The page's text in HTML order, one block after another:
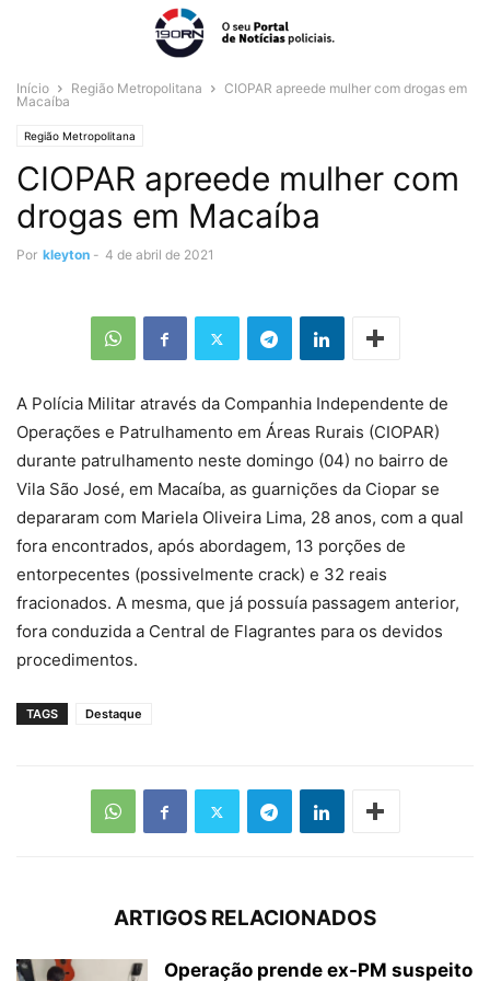
Início Região Metropolitana
CIOPAR apreede mulher com drogas em
Macaíba
Região Metropolitana
CIOPAR apreede mulher com
drogas em Macaíba
Por kleyton - 4 de abril de 2021
A Polícia Militar através da Companhia Independente de
Operações e Patrulhamento em Áreas Rurais (CIOPAR)
durante patrulhamento neste domingo (04) no bairro de
Vila São José, em Macaíba, as guarnições da Ciopar se
depararam com Mariela Oliveira Lima, 28 anos, com a qual
fora encontrados, após abordagem, 13 porções de
entorpecentes (possivelmente crack) e 32 reais
fracionados. A mesma, que já possuía passagem anterior,
fora conduzida a Central de Flagrantes para os devidos
procedimentos.
TAGS Destaque
ARTIGOS RELACIONADOS
Operação prende ex-PM suspeito